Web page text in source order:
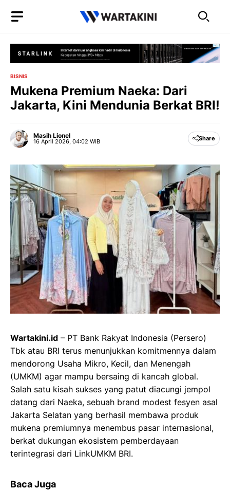
BISNIS
Mukena Premium Naeka: Dari
Jakarta, Kini Mendunia Berkat BRI!
Masih Lionel
16 April 2026, 04:02 WIB Share
Wartakini.id – PT Bank Rakyat Indonesia (Persero)
Tbk atau BRI terus menunjukkan komitmennya dalam
mendorong Usaha Mikro, Kecil, dan Menengah
(UMKM) agar mampu bersaing di kancah global.
Salah satu kisah sukses yang patut diacungi jempol
datang dari Naeka, sebuah brand modest fesyen asal
Jakarta Selatan yang berhasil membawa produk
mukena premiumnya menembus pasar internasional,
berkat dukungan ekosistem pemberdayaan
terintegrasi dari LinkUMKM BRI.
Baca Juga